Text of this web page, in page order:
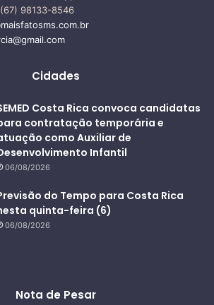
98133-8546
Cidades
Costa Rica convoca candidatas
contratação temporária e
como Auxiliar de
Infantil
06/08/2026
do Tempo para Costa Rica
quinta-feira (6)
06/08/2026
Nota de Pesar